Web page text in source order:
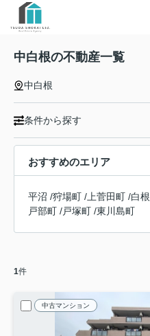
中白根の不動産一覧
中白根
条件から探す
おすすめのエリア
平沼 /狩場町 / 上菅田町 /白根
戸部町 /戸塚町 /東川島町
1件
中古マンション